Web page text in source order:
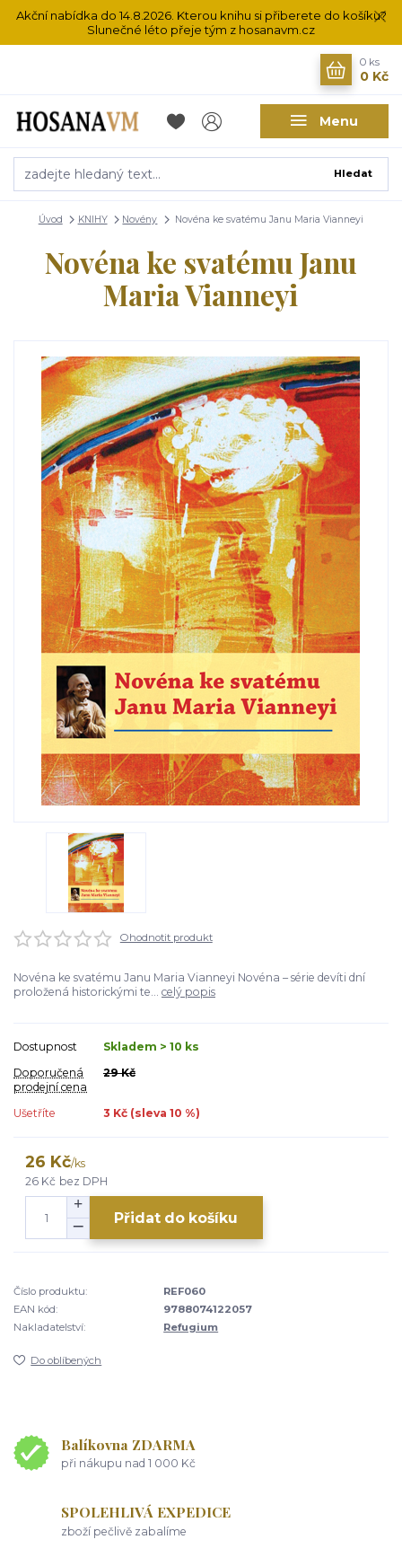
Akční nabídka do 14.8.2026. Kterou knihu si přiberete do košíku?
Slunečné léto přeje tým z hosanavm.cz
Menu
Hledat
0 ks
0 Kč
Úvod KNIHY Novény Novéna ke svatému Janu Maria Vianneyi
Novéna ke svatému Janu
Maria Vianneyi
Ohodnotit produkt
Novéna ke svatému Janu Maria Vianneyi Novéna – série devíti dní
proložená historickými te... celý popis
Dostupnost
Skladem > 10 ks
Doporučená
prodejní cena
29 Kč
Ušetříte 3 Kč (sleva 10 %)
26 Kč/ks
26 Kč bez DPH
Přidat do košíku
Číslo produktu:
REF060
EAN kód:
9788074122057
Nakladatelství:
Refugium
Do oblíbených
Balíkovna ZDARMA
při nákupu nad 1 000 Kč
SPOLEHLIVÁ EXPEDICE
zboží pečlivě zabalíme